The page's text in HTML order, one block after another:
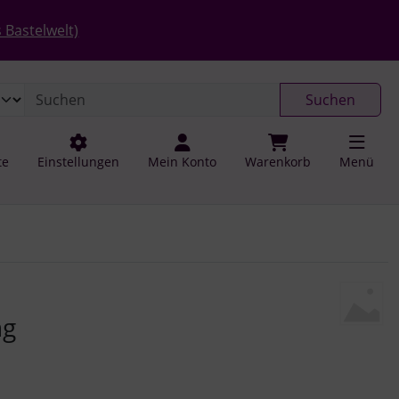
Bastelwelt)
Suchen
Einstellungen Mein Konto Warenkorb Menü
Zum Vergrößern klicken Sie auf das Bild.